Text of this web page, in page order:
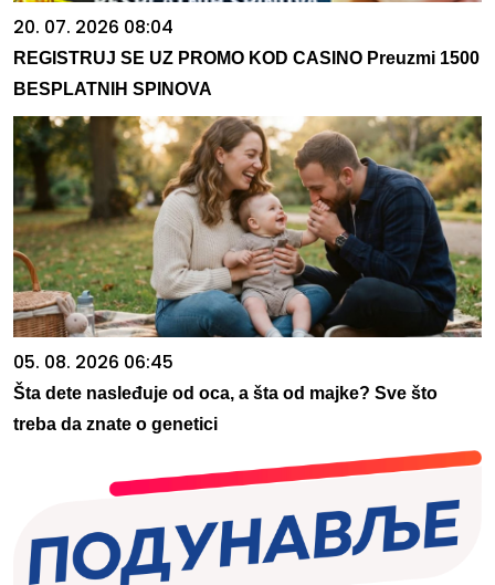
20. 07. 2026 08:04
REGISTRUJ SE UZ PROMO KOD CASINO Preuzmi 1500
BESPLATNIH SPINOVA
05. 08. 2026 06:45
Šta dete nasleđuje od oca, a šta od majke? Sve što
treba da znate o genetici